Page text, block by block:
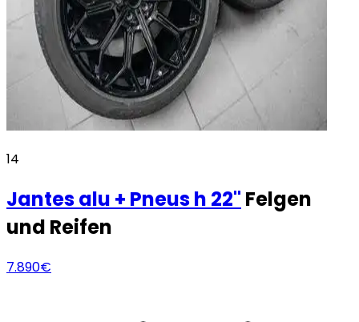
14
Jantes alu + Pneus h 22" Felgen
und Reifen
7.890€